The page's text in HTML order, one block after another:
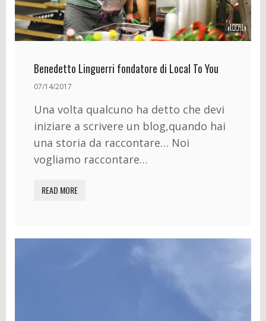
Benedetto Linguerri fondatore di Local To You
07/14/2017
Una volta qualcuno ha detto che devi
iniziare a scrivere un blog,quando hai
una storia da raccontare… Noi
vogliamo raccontare…
READ MORE